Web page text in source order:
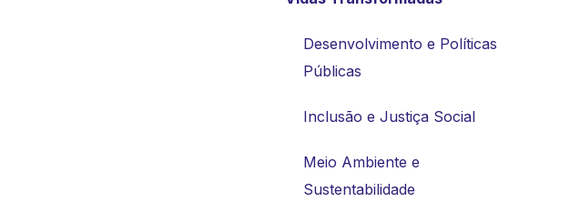
Desenvolvimento e Políticas
Públicas
Inclusão e Justiça Social
Meio Ambiente e
Sustentabilidade